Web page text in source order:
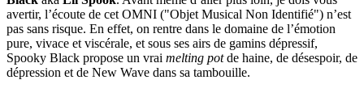
avertir, l’écoute de cet OMNI ("Objet Musical Non Identifié") n’est
pas sans risque. En effet, on rentre dans le domaine de l’émotion
pure, vivace et viscérale, et sous ses airs de gamins dépressif,
Spooky Black propose un vrai melting potde haine, de désespoir, de
dépression et de New Wave dans sa tambouille.